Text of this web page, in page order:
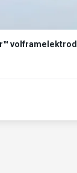
volframelektrod